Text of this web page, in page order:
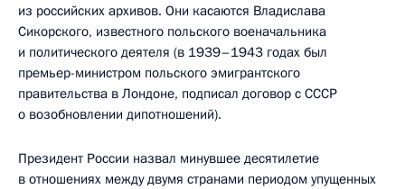
из российских архивов. Они касаются Владислава
Сикорского, известного польского военачальника
и политического деятеля (в 1939–1943 годах был
премьер-министром польского эмигрантского
правительства в Лондоне, подписал договор с СССР
о возобновлении дипотношений).
Президент России назвал минувшее десятилетие
в отношениях между двумя странами периодом упущенных